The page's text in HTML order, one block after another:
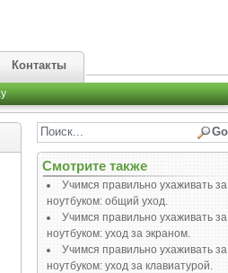
Контакты
Смотрите также
Учимся правильно ухаживать за
ноутбуком: общий уход.
Учимся правильно ухаживать за
ноутбуком: уход за экраном.
Учимся правильно ухаживать за
ноутбуком: уход за клавиатурой.